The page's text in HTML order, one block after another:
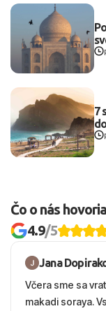
7
Čo o nás
4.9/5
Jana
Včera sme sa
makadi soraya.